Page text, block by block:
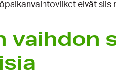
eivät siis
vaihdon